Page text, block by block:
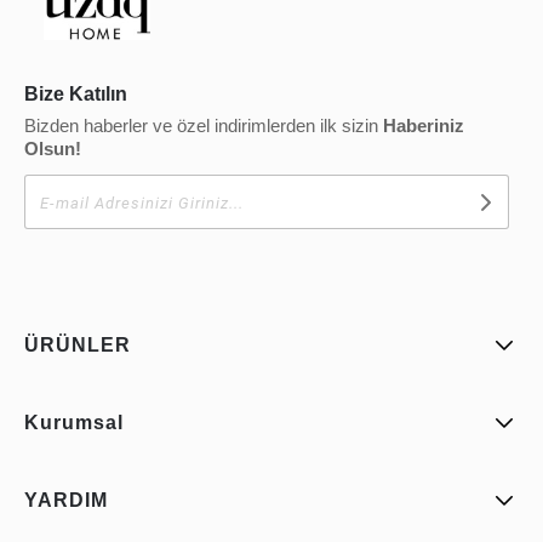
Bize Katılın
Bizden haberler ve özel indirimlerden ilk sizin Haberiniz
Olsun!
ÜRÜNLER
Kurumsal
YARDIM